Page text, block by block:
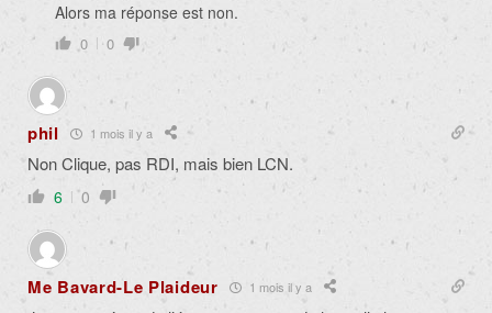
Alors ma réponse est non.
0 0
phil 1 mois il y a
Non Clique, pas RDI, mais bien LCN.
6 0
Me Bavard-Le Plaideur 1 mois il y a